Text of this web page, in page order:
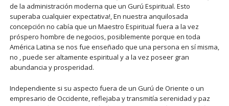
de la administración moderna que un Gurú Espiritual. Esto
superaba cualquier expectativa!, En nuestra anquilosada
concepción no cabía que un Maestro Espiritual fuera a la vez
próspero hombre de negocios, posiblemente porque en toda
América Latina se nos fue enseñado que una persona en sí misma,
no , puede ser altamente espiritual y a la vez poseer gran
abundancia y prosperidad.
Independiente si su aspecto fuera de un Gurú de Oriente o un
empresario de Occidente, reflejaba y transmitía serenidad y paz